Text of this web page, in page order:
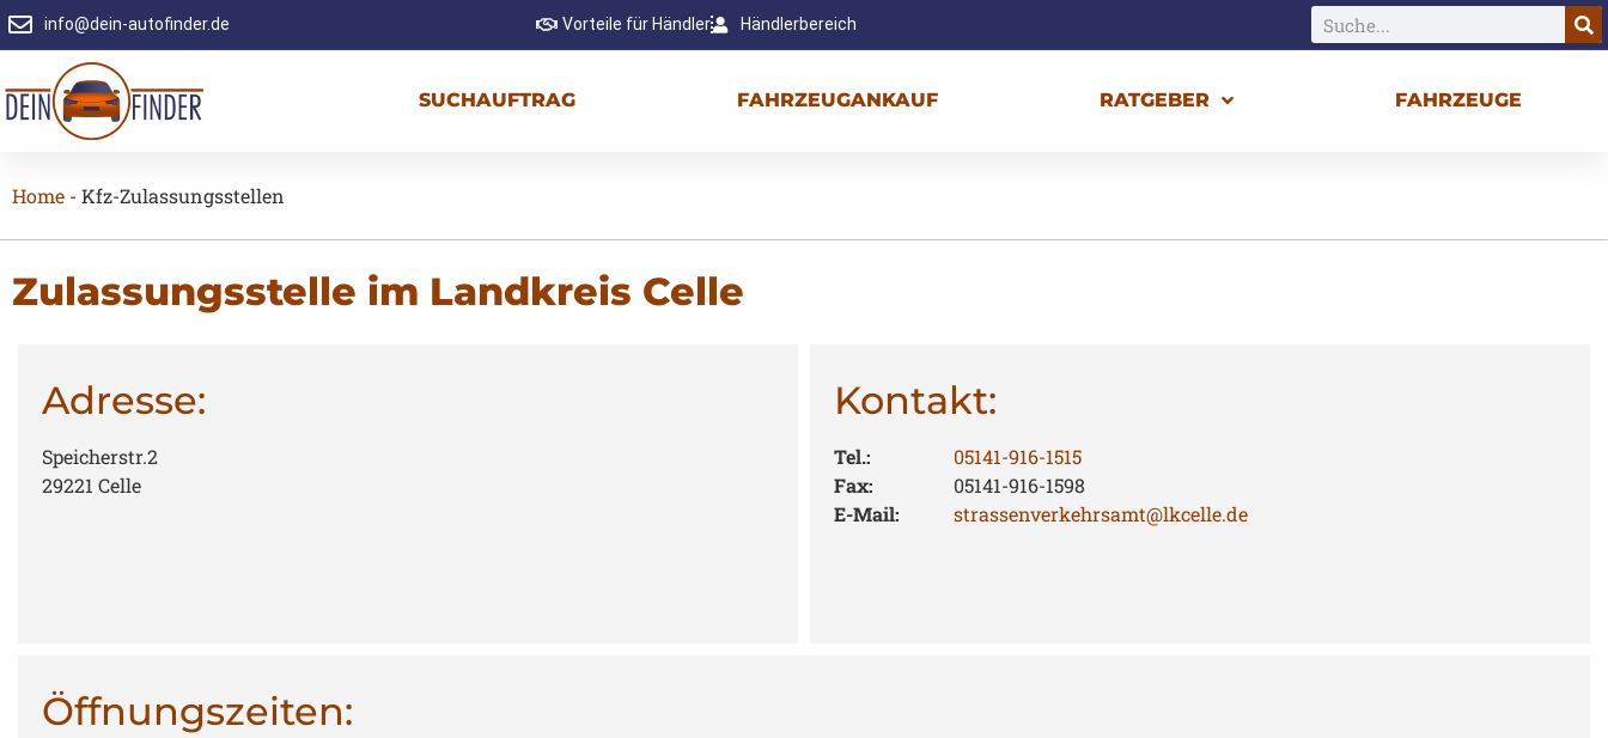
info@dein-autofinder.de Vorteile für Händler Händlerbereich
SUCHAUFTRAG FAHRZEUGANKAUF RATGEBER FAHRZEUGE
Home - Kfz-Zulassungsstellen
Zulassungsstelle im Landkreis Celle
Adresse:
Speicherstr.2
29221 Celle
Kontakt:
Tel.:
05141-916-1515
Fax:
05141-916-1598
E-Mail:
strassenverkehrsamt@lkcelle.de
Öffnungszeiten: